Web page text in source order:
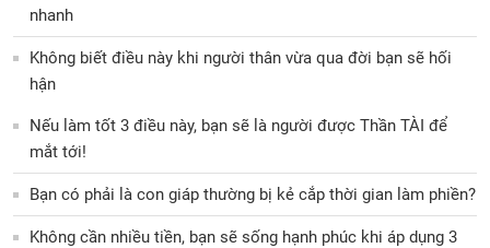
nhanh
Không biết điều này khi người thân vừa qua đời bạn sẽ hối
hận
Nếu làm tốt 3 điều này, bạn sẽ là người được Thần TÀI để
mắt tới!
Bạn có phải là con giáp thường bị kẻ cắp thời gian làm phiền?
Không cần nhiều tiền, bạn sẽ sống hạnh phúc khi áp dụng 3